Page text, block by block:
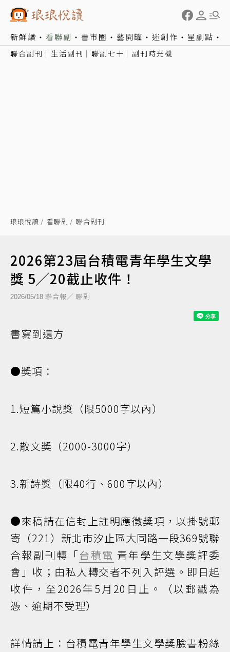
新鮮讀 看聯副 書市圈 藝開罐 迷創作 星劇點
聯合副刊 生活副刊 聯副七十 副刊時光機
琅琅悅讀 看聯副 聯合副刊
2026第23屆台積電青年學生文學
獎 5╱20截止收件！
2026/05/18 聯合報／ 聯副
書寫到遠方
●獎項：
1.短篇小說獎（限5000字以內）
2.散文獎（2000-3000字）
3.新詩獎（限40行、600字以內）
●來稿請在信封上註明應徵獎項，以掛號郵
寄（221）新北市汐止區大同路一段369號聯
合報副刊轉「台積電 青年學生文學獎評委
會」收；由私人轉交者不列入評選。即日起
收件，至2026年5月20日止。（以郵戳為
憑、逾期不受理）
詳情請上：台積電青年學生文學獎臉書粉絲